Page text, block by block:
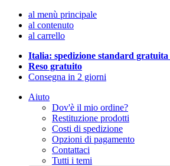
al menù principale
al contenuto
al carrello
Italia: spedizione standard gratuita
Reso gratuito
Consegna in 2 giorni
Aiuto
Dov'è il mio ordine?
Restituzione prodotti
Costi di spedizione
Opzioni di pagamento
Contattaci
Tutti i temi